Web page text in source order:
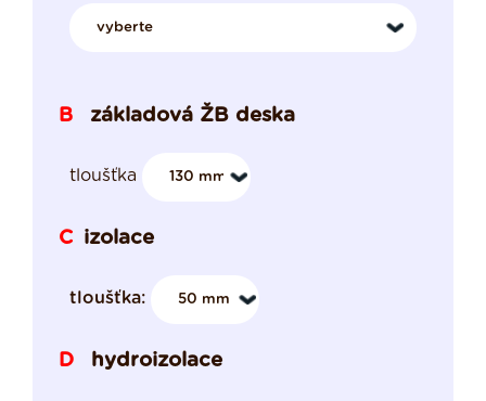
B základová ŽB deska
tloušťka
C izolace
tloušťka:
D hydroizolace